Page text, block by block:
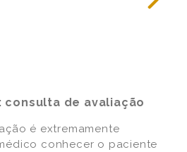
consulta de avaliação
é extremamente
conhecer o paciente